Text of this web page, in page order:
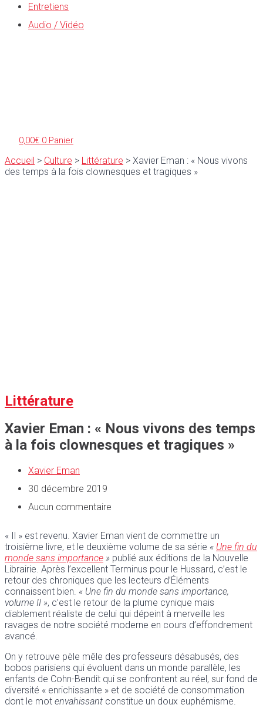
Entretiens
Audio / Vidéo
0,00€ 0 Panier
Accueil > Culture > Littérature > Xavier Eman : « Nous vivons
des temps à la fois clownesques et tragiques »
Littérature
Xavier Eman : « Nous vivons des temps
à la fois clownesques et tragiques »
Xavier Eman
30 décembre 2019
Aucun commentaire
« Il » est revenu. Xavier Eman vient de commettre un
troisième livre, et le deuxième volume de sa série « Une fin du
monde sans importance » publié aux éditions de la Nouvelle
Librairie. Après l’excellent Terminus pour le Hussard, c’est le
retour des chroniques que les lecteurs d’Éléments
connaissent bien. « Une fin du monde sans importance,
volume II », c’est le retour de la plume cynique mais
diablement réaliste de celui qui dépeint à merveille les
ravages de notre société moderne en cours d’effondrement
avancé.
On y retrouve pèle mêle des professeurs désabusés, des
bobos parisiens qui évoluent dans un monde parallèle, les
enfants de Cohn-Bendit qui se confrontent au réel, sur fond de
diversité « enrichissante » et de société de consommation
dont le mot envahissant constitue un doux euphémisme.